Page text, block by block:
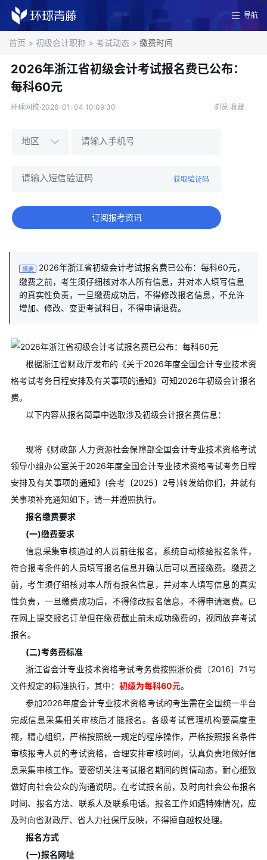
导航
首页 > 初级会计职称 > 考试动态 > 缴费时间
2026年浙江省初级会计考试报名费已公布：
每科60元
环球网校·2026-01-04 10:09:30 浏览 收藏
获取验证码
订阅报考资讯
摘要
2026年浙江省初级会计考试报名费已公布：每科60元，
缴费之前，考生须仔细核对本人所有信息，并对本人填写信息
的真实性负责，一旦缴费成功后，不得修改报名信息，不允许
增加、修改、变更考试科目，不得申请退费。
根据浙江省财政厅发布的《关于2026年度全国会计专业技术资
格考试考务日程安排及有关事项的通知》可知2026年初级会计报名
费。
以下内容从报名简章中选取涉及初级会计报名费信息：
现将《财政部 人力资源社会保障部全国会计专业技术资格考试
领导小组办公室关于2026年度全国会计专业技术资格考试考务日程
安排及有关事项的通知》(会考〔2025〕2号)转发给你们，并就有
关事项补充通知如下，请一并遵照执行。
报名缴费要求
(一)缴费要求
信息采集审核通过的人员前往报名，系统自动核验报名条件，
符合报考条件的人员填写报名信息并确认后可以直接缴费。缴费之
前，考生须仔细核对本人所有报名信息，并对本人填写信息的真实
性负责，一旦缴费成功后，不得修改报名信息，不得申请退费。已
在网上提交报名订单但在缴费截止前未成功缴费的，视同放弃考试
报名。
(二)考务费标准
浙江省会计专业技术资格考试考务费按照浙价费〔2016〕71号
文件规定的标准执行，其中： 初级为每科60元。
参加2026年度会计专业技术资格考试的考生需在全国统一平台
完成信息采集相关审核后才能报名。各级考试管理机构要高度重
视，精心组织，严格按照统一规定的程序操作，严格按照报名条件
审核报考人员的考试资格，合理安排审核时间，认真负责地做好信
息采集审核工作。要密切关注考试报名期间的舆情动态，耐心细致
做好向社会公众的沟通说明。在考试报名前，及时向社会公布报名
时间、报名方法、联系人及联系电话。报名工作如遇特殊情况，应
及时向省财政厅、省人力社保厅反映，不得擅自越权处理。
报名方式
(一)报名网址